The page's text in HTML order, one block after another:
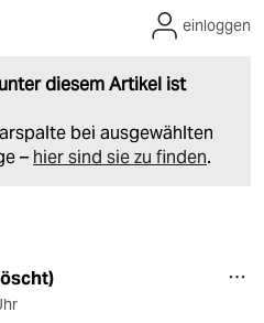
diesem Artikel ist
bei ausgewählten
– hier sind sie zu finden.
einloggen